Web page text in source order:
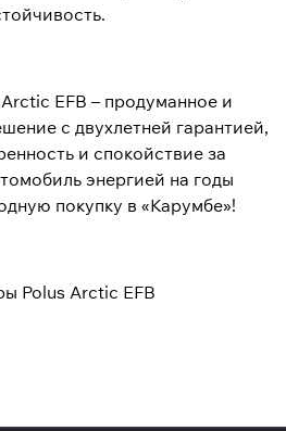
EFB – продуманное и
с двухлетней гарантией,
и спокойствие за
энергией на годы
покупку в «Карумбе»!
Polus Arctic EFB